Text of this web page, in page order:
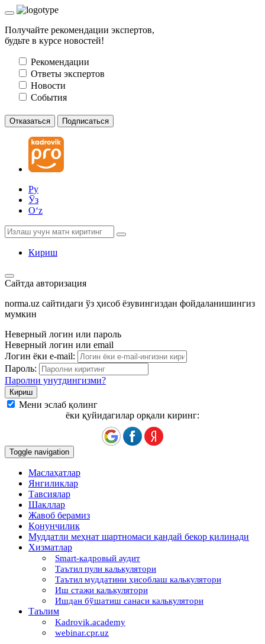
Получайте рекомендации экспертов,
будьте в курсе новостей!
Рекомендации
Ответы экспертов
Новости
События
Отказаться Подписаться
Ру
Ўз
Oʻz
Кириш
Сайтда авторизация
norma.uz сайтидаги ўз ҳисоб ёзувингиздан фойдаланишингиз
мумкин
Неверный логин или пароль
Неверный логин или email
Логин ёки e-mail:
Пароль:
Паролни унутдингизми?
Мени эслаб қолинг
ёки қуйидагилар орқали киринг:
Toggle navigation
Маслаҳатлар
Янгиликлар
Тавсиялар
Шакллар
Жавоб берамиз
Қонунчилик
Муддатли меҳнат шартномаси қандай бекор қилинади
Хизматлар
Smart-кадровый аудит
Таътил пули калькулятори
Таътил муддатини ҳисоблаш калькулятори
Иш стажи калькулятори
Ишдан бўшатиш санаси калькулятори
Таълим
Kadrovik.academy
webinar.cpr.uz